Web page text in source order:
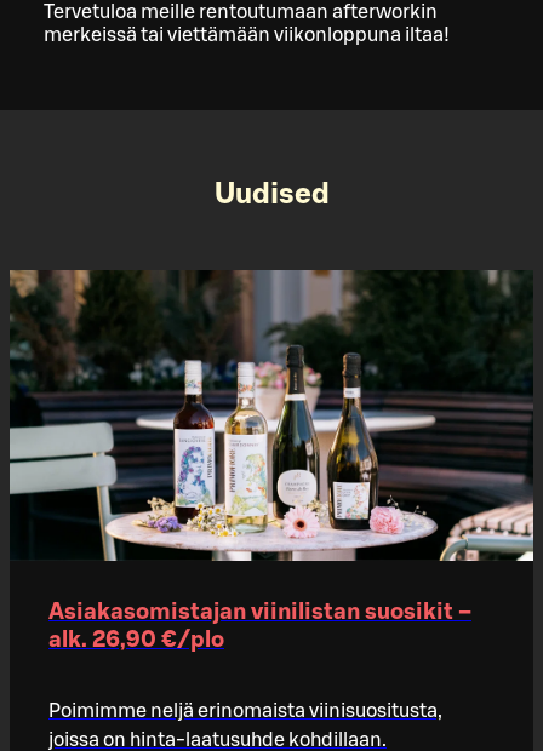
Tervetuloa meille rentoutumaan afterworkin
merkeissä tai viettämään viikonloppuna iltaa!
Uudised
Asiakasomistajan viinilistan suosikit –
alk. 26,90 €/plo​
Poimimme neljä erinomaista viinisuositusta,
joissa on hinta-laatusuhde kohdillaan.